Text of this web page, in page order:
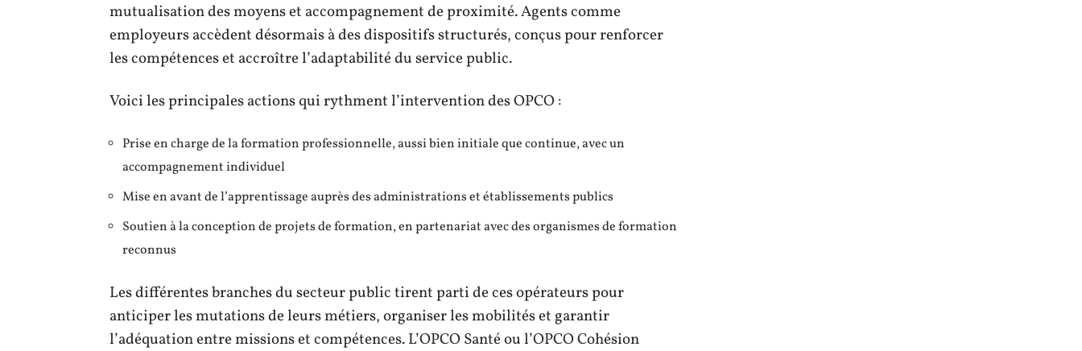
mutualisation des moyens et accompagnement de proximité. Agents comme
employeurs accèdent désormais à des dispositifs structurés, conçus pour renforcer
les compétences et accroître l’adaptabilité du service public.
Voici les principales actions qui rythment l’intervention des OPCO :
Prise en charge de la formation professionnelle, aussi bien initiale que continue, avec un
accompagnement individuel
Mise en avant de l’apprentissage auprès des administrations et établissements publics
Soutien à la conception de projets de formation, en partenariat avec des organismes de formation
reconnus
Les différentes branches du secteur public tirent parti de ces opérateurs pour
anticiper les mutations de leurs métiers, organiser les mobilités et garantir
l’adéquation entre missions et compétences. L’OPCO Santé ou l’OPCO Cohésion